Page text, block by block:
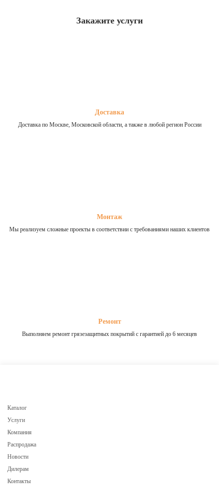
Закажите услуги
Доставка
Доставка по Москве, Московской области, а также в любой регион России
Монтаж
Мы реализуем сложные проекты в соответствии с требованиями наших клиентов
Ремонт
Выполняем ремонт грязезащитных покрытий с гарантией до 6 месяцев
Каталог
Услуги
Компания
Распродажа
Новости
Дилерам
Контакты